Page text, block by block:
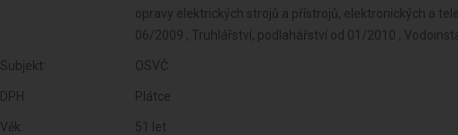
opravy elektrických strojů a přístrojů, elektronických a
06/2009 , Truhlářství, podlahářství od 01/2010 ,
Subjekt: OSVČ
DPH: Plátce
Věk: 51 let